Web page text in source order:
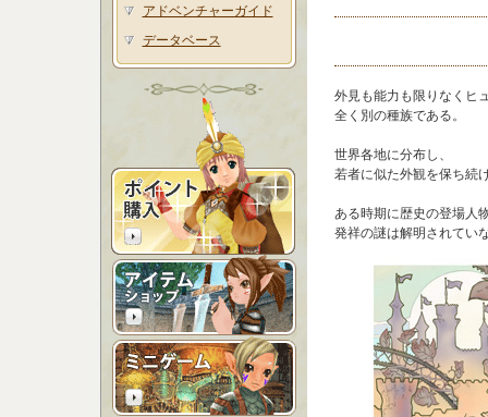
アドベンチャーガイド
データベース
外見も能力も限りなくヒ
全く別の種族である。
世界各地に分布し、
若者に似た外観を保ち続
ある時期に歴史の登場人
発祥の謎は解明されてい